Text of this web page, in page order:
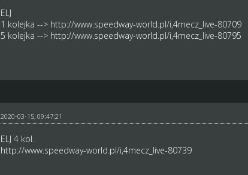
ELJ
1 kolejka --> http://www.speedway-world.pl/i,4mecz_live-80709
5 kolejka --> http://www.speedway-world.pl/i,4mecz_live-80795
2020-03-15, 09:47:21
ELJ 4 kol.
http://www.speedway-world.pl/i,4mecz_live-80739